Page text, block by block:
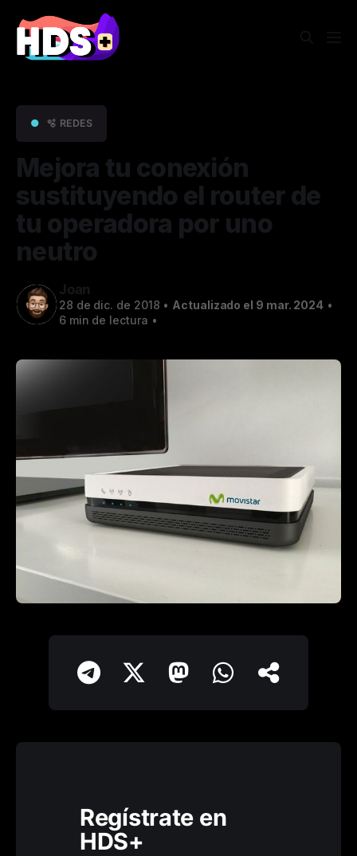
● 🫧 REDES
Mejora tu conexión
sustituyendo el router de
tu operadora por uno
neutro
Joan
28 de dic. de 2018 • Actualizado el 9 mar. 2024 •
6 min de lectura •
Regístrate en
HDS+